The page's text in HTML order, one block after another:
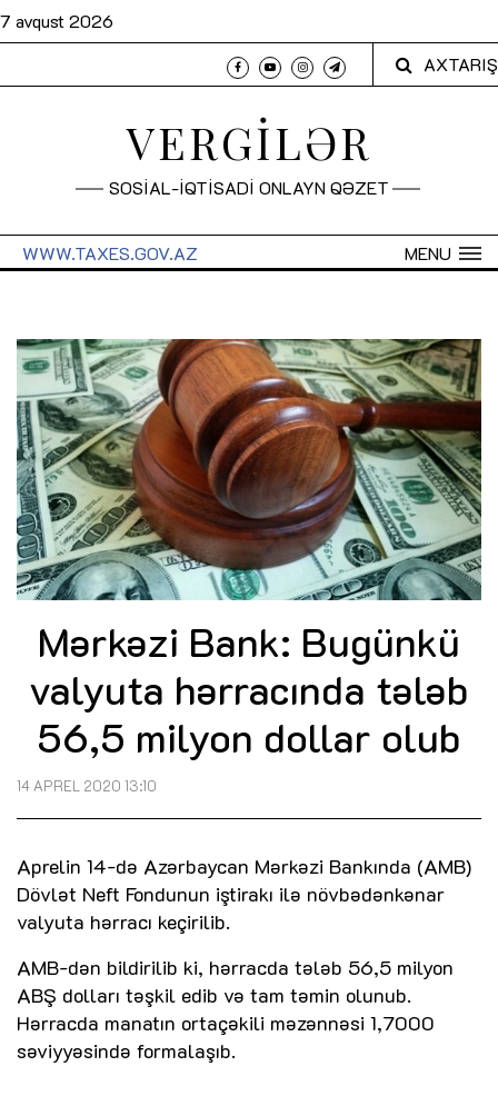
7 avqust 2026
AXTARIŞ
VERGİLƏR
SOSİAL-İQTİSADİ ONLAYN QƏZET
MENU
WWW.TAXES.GOV.AZ
Mərkəzi Bank: Bugünkü
valyuta hərracında tələb
56,5 milyon dollar olub
14 APREL 2020 13:10
Aprelin 14-də Azərbaycan Mərkəzi Bankında (AMB)
Dövlət Neft Fondunun iştirakı ilə növbədənkənar
valyuta hərracı keçirilib.
AMB-dən bildirilib ki, hərracda tələb 56,5 milyon
ABŞ dolları təşkil edib və tam təmin olunub.
Hərracda manatın ortaçəkili məzənnəsi 1,7000
səviyyəsində formalaşıb.